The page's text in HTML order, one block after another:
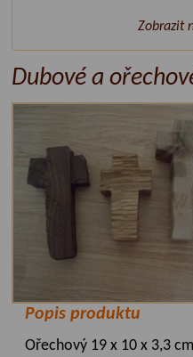
Zobrazit
Dubové a
Popis produktu
Ořechový 19 x 10 x 3,3